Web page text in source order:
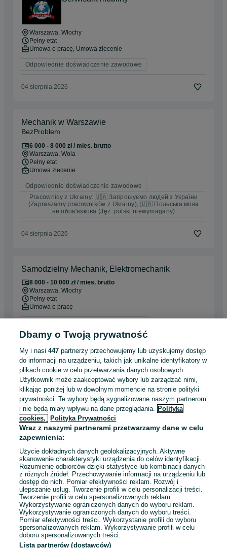
Warszawa, Włochy
Pełny etat
Umowa o pracę, Umowa zlecenie
Odpowiednie doświadczenie zawodowe
04 sierpnia 2026
Mechanik w Warszawie
BezProblem
6 000 - 8 000 zł / mies. brutto
Warszawa, Wola
Pełny etat
Umowa zlecenie
Odpowiednie doświadczenie zawodowe
Pracownicy z Ukrainy: 🇺🇦 Запрошуємо людей з України
(Zapraszamy pracowników z Ukrainy), 🇺🇦 Польська мова
не обов'язкова (Jęz. polski niewymagany)
04 sierpnia 2026
Samodzielny Mechanik, Elektromechanik
8 000 - 10 000 zł / mies. brutto
Warszawa, Włochy
Pełny etat
Umowa o pracę
Miejsce pracy: W siedzibie firmy
Odświeżono dnia 21 lipca 2026
Księgowa / księgowy
8 000 - 12 000 zł / mies. brutto
Warszawa, Ursynów
Pełny etat
Umowa o pracę, Umowa zlecenie
Miejsce pracy: W siedzibie firmy
05 sierpnia 2026
Strona główna Praca Mechanika i lakiernictwo
Mechanik,
elektromechanik, wulkanizator
Mechanik, elektromechanik,
wulkanizator - Mazowieckie
Mechanik, elektromechanik, wulkanizator -
Dbamy o Twoją prywatność
My i nasi447 partnerzy przechowujemy lub uzyskujemy dostęp
do informacji na urządzeniu, takich jak unikalne identyfikatory w
plikach cookie w celu przetwarzania danych osobowych.
Użytkownik może zaakceptować wybory lub zarządzać nimi,
klikając poniżej lub w dowolnym momencie na stronie polityki
prywatności. Te wybory będą sygnalizowane naszym partnerom
i nie będą miały wpływu na dane przeglądania. Polityka
cookies,
Polityka Prywatności
Wraz z naszymi partnerami przetwarzamy dane w celu
zapewnienia:
Użycie dokładnych danych geolokalizacyjnych. Aktywne
skanowanie charakterystyki urządzenia do celów identyfikacji.
Rozumienie odbiorców dzięki statystyce lub kombinacji danych
z różnych źródeł. Przechowywanie informacji na urządzeniu lub
dostęp do nich. Pomiar efektywności reklam. Rozwój i
ulepszanie usług. Tworzenie profili w celu personalizacji treści.
Tworzenie profili w celu spersonalizowanych reklam.
Wykorzystywanie ograniczonych danych do wyboru reklam.
Wykorzystywanie ograniczonych danych do wyboru treści.
Pomiar efektywności treści. Wykorzystanie profili do wyboru
spersonalizowanych reklam. Wykorzystywanie profili w celu
doboru spersonalizowanych treści.
Lista partnerów (dostawców)